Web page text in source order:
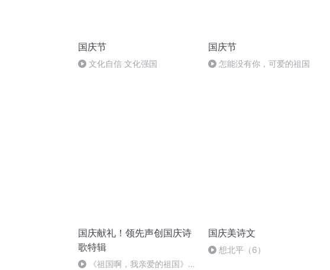
国庆节
文化自信 文化强国
国庆节
怎能没有你，可爱的祖国
国庆献礼！领先声创国庆诗
歌特辑
《祖国啊，我亲爱的祖国》温
国庆美诗文
想北平（6）